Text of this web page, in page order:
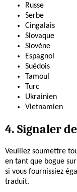
Russe
Serbe
Cingalais
Slovaque
Slovène
Espagnol
Suédois
Tamoul
Turc
Ukrainien
Vietnamien
4. Signaler
Veuillez soumettre
en tant que bogue
si vous fournissiez
traduit.